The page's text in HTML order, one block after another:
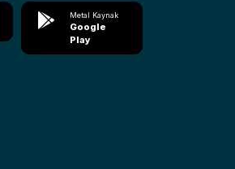
Metal Kaynak
Google
Play